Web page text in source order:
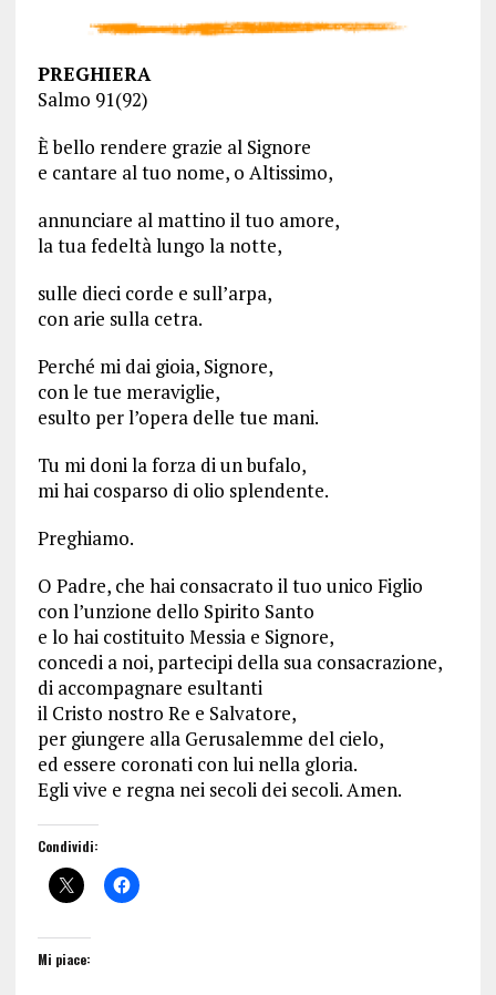
PREGHIERA
Salmo 91(92)
È bello rendere grazie al Signore
e cantare al tuo nome, o Altissimo,
annunciare al mattino il tuo amore,
la tua fedeltà lungo la notte,
sulle dieci corde e sull’arpa,
con arie sulla cetra.
Perché mi dai gioia, Signore,
con le tue meraviglie,
esulto per l’opera delle tue mani.
Tu mi doni la forza di un bufalo,
mi hai cosparso di olio splendente.
Preghiamo.
O Padre, che hai consacrato il tuo unico Figlio
con l’unzione dello Spirito Santo
e lo hai costituito Messia e Signore,
concedi a noi, partecipi della sua consacrazione,
di accompagnare esultanti
il Cristo nostro Re e Salvatore,
per giungere alla Gerusalemme del cielo,
ed essere coronati con lui nella gloria.
Egli vive e regna nei secoli dei secoli. Amen.
Condividi:
Mi piace: